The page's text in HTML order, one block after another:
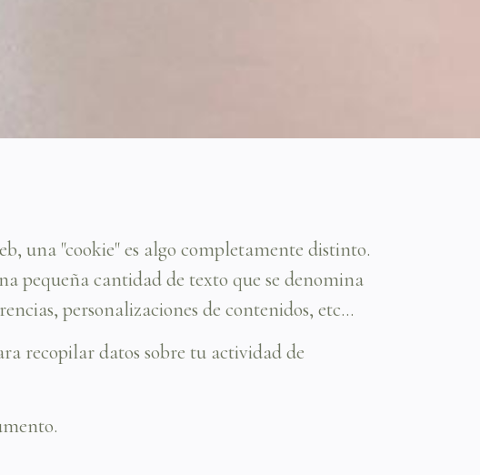
una "cookie" es algo completamente distinto.
pequeña cantidad de texto que se denomina
personalizaciones de contenidos, etc...
recopilar datos sobre tu actividad de